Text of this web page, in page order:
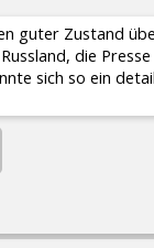
guter Zustand
die
sich so ein